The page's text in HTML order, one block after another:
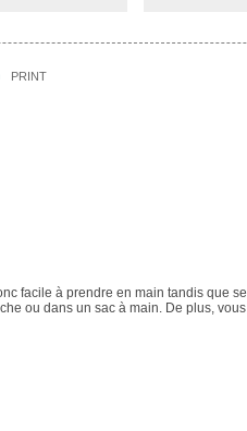
PRINT
facile à prendre en main tandis que
ou dans un sac à main. De plus,